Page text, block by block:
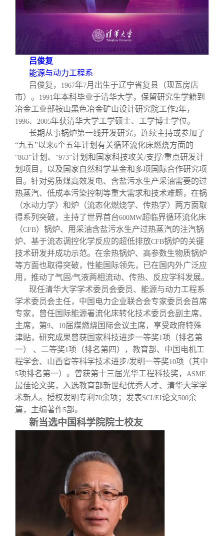
吕俊复
能源与动力工程系
吕俊复，
1967年7月出生于辽宁省复县（现瓦房店
市）。
1991 年本科毕业于清华大学，保留研究生学籍到
冶金工业部鞍山黑色冶金矿山设计研究院工作2年，
1996、 2005年获清华大学工学硕士、工学博士学位。
长期从事锅炉第一线开发研究，连续主持或参加了
“九五”以来6个五年计划有关循环流化床燃烧方面的
“863”计划、 “973”计划和国家科技攻关/支撑/重点研发计
划项目，以及国家自然科学基金和多项国际合作研究项
目。针对劣质煤高效发电、含盐污水生产采油需要的过
热蒸汽、低成本污染控制等重大需求和技术难题，在锅
（水动力学）和炉（流态化燃烧学、传热学）两方面取
得系列突破，主持了世界首台600MW超临界循环流化床
（CFB）锅炉、用采油含盐污水生产过热蒸汽的注汽锅
炉、基于流态调控化学反应的超低排放CFB锅炉的关键
技术研发并成功示范。在余热锅炉、高参数生物质锅炉
等方面也取得突破，性能国际领先，已在国内外广泛应
用，推动了气固 /气液两相流动、传热、反应学科发展。
现任清华大学学术委员会委员、能源与动力工程系
学术委员会主任，中国电力企业联合会专家委员会首席
专家，曾任国际能源署流化床转化技术委员会副主席、
主席，第9、 10届煤燃烧国际会议主席，享受政府特殊
津贴，研究成果曾获国家科技进步一等奖1 项（排名第
一） 、二等奖1 项（排名第四），教育部、中国电机工
程学会、山西省等科学技术进步/发明一等奖10项（其中
5项排名第一）。曾获第十三届光华工程科技奖， ASME
最佳论文奖，入选教育部新世纪优秀人才、清华大学学
术新人。授权发明专利 70余项；发表SCI/EI论文500余
篇，主编著作5部。
新当选中国科学院院士校友